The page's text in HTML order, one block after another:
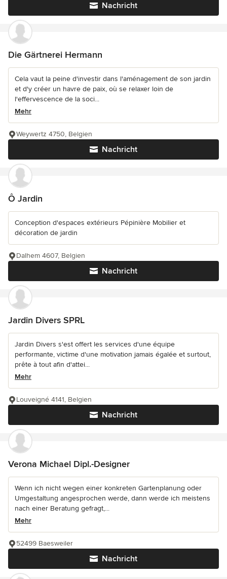
Nachricht
Die Gärtnerei Hermann
Cela vaut la peine d'investir dans l'aménagement de son jardin
et d'y créer un havre de paix, où se relaxer loin de
l'effervescence de la soci...
Mehr
Nachricht
Weywertz 4750, Belgien
Ô Jardin
Conception d'espaces extérieurs Pépinière Mobilier et
décoration de jardin
Nachricht
Dalhem 4607, Belgien
Jardin Divers SPRL
Jardin Divers s'est offert les services d'une équipe
performante, victime d'une motivation jamais égalée et surtout,
prête à tout afin d'attei...
Mehr
Nachricht
Louveigné 4141, Belgien
Verona Michael Dipl.-Designer
Wenn ich nicht wegen einer konkreten Gartenplanung oder
Umgestaltung angesprochen werde, dann werde ich meistens
nach einer Beratung gefragt,...
Mehr
Nachricht
52499 Baesweiler